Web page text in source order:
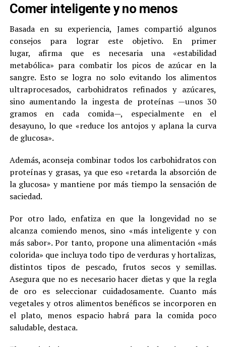
Comer inteligente y no menos
Basada en su experiencia, James compartió algunos
consejos para lograr este objetivo. En primer
lugar, afirma que es necesaria una «estabilidad
metabólica» para combatir los picos de azúcar en la
sangre. Esto se logra no solo evitando los alimentos
ultraprocesados, carbohidratos refinados y azúcares,
sino aumentando la ingesta de proteínas —unos 30
gramos en cada comida—, especialmente en el
desayuno, lo que «reduce los antojos y aplana la curva
de glucosa».
Además, aconseja combinar todos los carbohidratos con
proteínas y grasas, ya que eso «retarda la absorción de
la glucosa» y mantiene por más tiempo la sensación de
saciedad.
Por otro lado, enfatiza en que la longevidad no se
alcanza comiendo menos, sino «más inteligente y con
más sabor». Por tanto, propone una alimentación «más
colorida» que incluya todo tipo de verduras y hortalizas,
distintos tipos de pescado, frutos secos y semillas.
Asegura que no es necesario hacer dietas y que la regla
de oro es seleccionar cuidadosamente. Cuanto más
vegetales y otros alimentos benéficos se incorporen en
el plato, menos espacio habrá para la comida poco
saludable, destaca.